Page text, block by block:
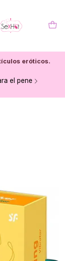
eróticos.
el pene